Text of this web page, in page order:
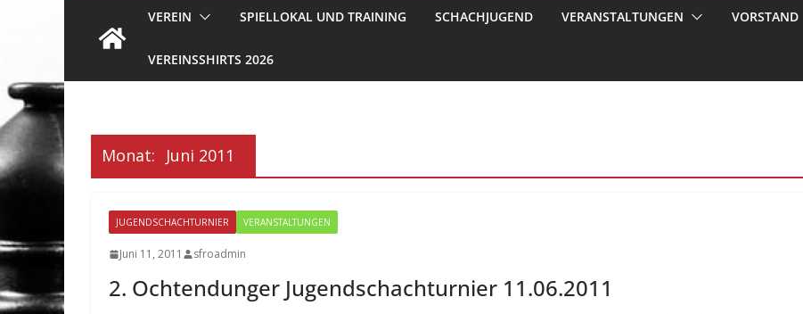
VEREIN SPIELLOKAL UND TRAINING SCHACHJUGEND VERANSTALTUNGEN VORSTAND
VEREINSSHIRTS 2026
Monat: Juni 2011
JUGENDSCHACHTURNIER VERANSTALTUNGEN
Juni 11, 2011 sfroadmin
2. Ochtendunger Jugendschachturnier 11.06.2011